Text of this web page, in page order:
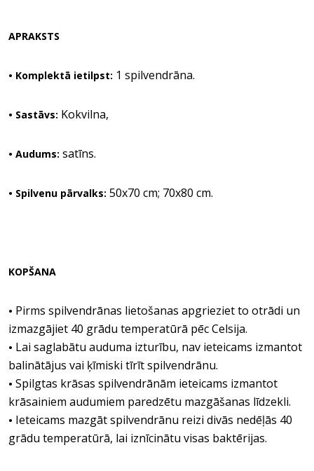
APRAKSTS
• Komplektā ietilpst: 1 spilvendrāna.
• Sastāvs: Kokvilna,
• Audums: satīns.
• Spilvenu pārvalks: 50x70 cm; 70x80 cm.
KOPŠANA
• Pirms spilvendrānas lietošanas apgrieziet to otrādi un
izmazgājiet 40 grādu temperatūrā pēc Celsija.
• Lai saglabātu auduma izturību, nav ieteicams izmantot
balinātājus vai ķīmiski tīrīt spilvendrānu.
• Spilgtas krāsas spilvendrānām ieteicams izmantot
krāsainiem audumiem paredzētu mazgāšanas līdzekli.
• Ieteicams mazgāt spilvendrānu reizi divās nedēļās 40
grādu temperatūrā, lai iznīcinātu visas baktērijas.